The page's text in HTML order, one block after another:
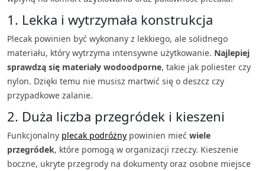
1. Lekka i wytrzymała konstrukcja
Plecak powinien być wykonany z lekkiego, ale solidnego
materiału, który wytrzyma intensywne użytkowanie. Najlepiej
sprawdzą się materiały wodoodporne, takie jak poliester czy
nylon. Dzięki temu nie musisz martwić się o deszcz czy
przypadkowe zalanie.
2. Duża liczba przegródek i kieszeni
Funkcjonalny plecak podróżny powinien mieć wiele
przegródek, które pomogą w organizacji rzeczy. Kieszenie
boczne, ukryte przegrody na dokumenty oraz osobne miejsce